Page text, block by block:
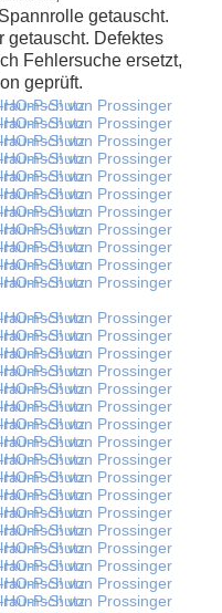
getauscht.
getauscht. Defektes
Fehlersuche ersetzt,
geprüft.